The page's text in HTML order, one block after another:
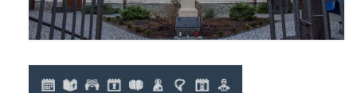
Nasza parafia z lotu ptaka
Galerie 2018